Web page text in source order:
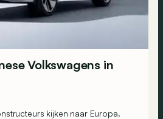
Volkswagens in
kijken naar Europa.